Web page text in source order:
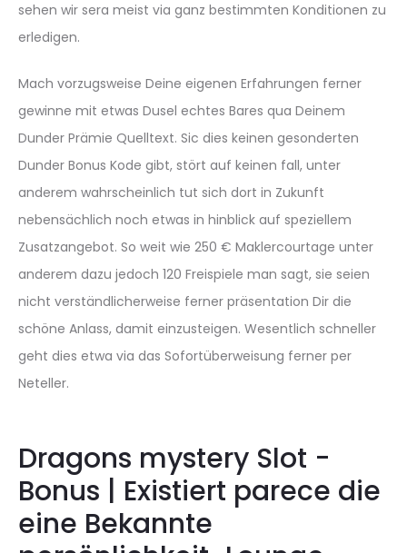
sehen wir sera meist via ganz bestimmten Konditionen zu
erledigen.
Mach vorzugsweise Deine eigenen Erfahrungen ferner
gewinne mit etwas Dusel echtes Bares qua Deinem
Dunder Prämie Quelltext. Sic dies keinen gesonderten
Dunder Bonus Kode gibt, stört auf keinen fall, unter
anderem wahrscheinlich tut sich dort in Zukunft
nebensächlich noch etwas in hinblick auf speziellem
Zusatzangebot. So weit wie 250 € Maklercourtage unter
anderem dazu jedoch 120 Freispiele man sagt, sie seien
nicht verständlicherweise ferner präsentation Dir die
schöne Anlass, damit einzusteigen. Wesentlich schneller
geht dies etwa via das Sofortüberweisung ferner per
Neteller.
Dragons mystery Slot -
Bonus | Existiert parece die
eine Bekannte